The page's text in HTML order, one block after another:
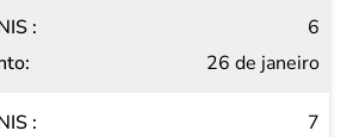
6
26 de janeiro
7